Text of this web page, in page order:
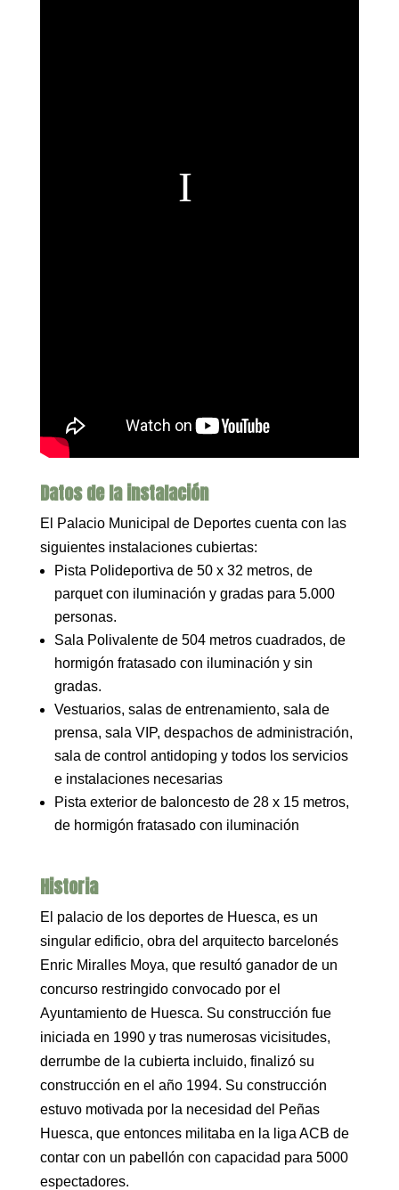
Datos de la instalación
El Palacio Municipal de Deportes cuenta con las
siguientes instalaciones cubiertas:
Pista Polideportiva de 50 x 32 metros, de
parquet con iluminación y gradas para 5.000
personas.
Sala Polivalente de 504 metros cuadrados, de
hormigón fratasado con iluminación y sin
gradas.
Vestuarios, salas de entrenamiento, sala de
prensa, sala VIP, despachos de administración,
sala de control antidoping y todos los servicios
e instalaciones necesarias
Pista exterior de baloncesto de 28 x 15 metros,
de hormigón fratasado con iluminación
Historia
El palacio de los deportes de Huesca, es un
singular edificio, obra del arquitecto barcelonés
Enric Miralles Moya, que resultó ganador de un
concurso restringido convocado por el
Ayuntamiento de Huesca. Su construcción fue
iniciada en 1990 y tras numerosas vicisitudes,
derrumbe de la cubierta incluido, finalizó su
construcción en el año 1994. Su construcción
estuvo motivada por la necesidad del Peñas
Huesca, que entonces militaba en la liga ACB de
contar con un pabellón con capacidad para 5000
espectadores.